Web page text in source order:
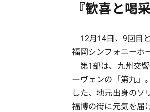
『歓喜と喝
12月14日、9回目
福岡シンフォニーホ
第1部は、九州交響
ーヴェンの「第九」
した、地元出身のソ
福博の街に元気を届